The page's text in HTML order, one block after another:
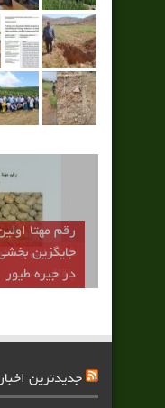
رقم مهتا
جايگزين
در جيره طيور
جدیدترین